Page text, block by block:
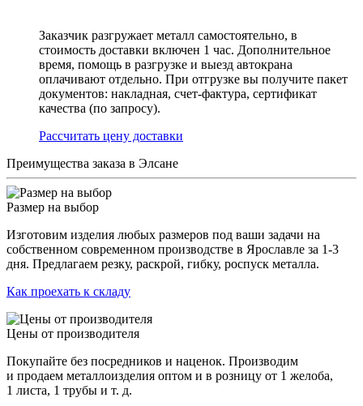
Заказчик разгружает металл самостоятельно, в
стоимость доставки включен 1 час. Дополнительное
время, помощь в разгрузке и выезд автокрана
оплачивают отдельно. При отгрузке вы получите пакет
документов: накладная, счет-фактура, сертификат
качества (по запросу).
Раcсчитать цену доставки
Преимущества заказа в Элсане
Размер на выбор
Изготовим изделия любых размеров под ваши задачи на
собственном современном производстве в Ярославле за 1-3
дня. Предлагаем резку, раскрой, гибку, роспуск металла.
Как проехать к складу
Цены от производителя
Покупайте без посредников и наценок. Производим
и продаем металлоизделия оптом и в розницу от 1 желоба,
1 листа, 1 трубы и т. д.